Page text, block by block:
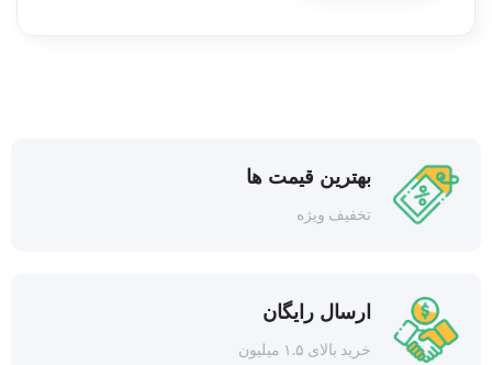
بهترین قیمت ها
تخفیف ویژه
ارسال رایگان
خرید بالای ۱.۵ میلیون